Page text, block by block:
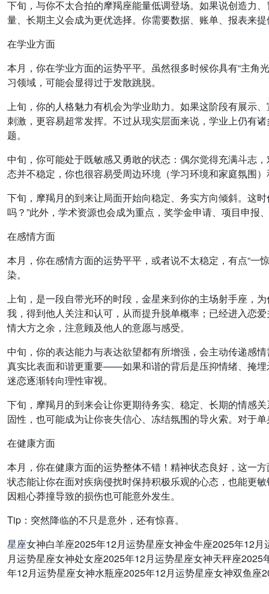
下旬，与你不太合拍的摩羯座能量低调登场。如果说创造力
量、长期主义会成为更优选择。你需要数据、账单、报表来
在学业方面
本月，你在学业方面的运势平平。虽然很多时候你具有“主角
习领域，可能会显得过于发散跳脱。
上旬，你的人格魅力有机会为学业助力。如果这阶段有展示
刺激，更容易超常发挥。不过从现实层面来说，学业上仍有
题。
中旬，你可能处于既敏感又勇敢的状态：偶尔觉得充满斗志
态并不稳定，你也很容易受周边环境（学习环境和家庭氛围
下旬，摩羯月的到来让局面开始向稳定、务实方向倾斜。这
吗？”此外，学术资源也会成为重点，奖学金申请、项目申
在感情方面
本月，你在感情方面的运势平平，或者说不太稳定，有点“
染。
上旬，是一段自带光环的时段，金星来到你的主场射手座，
我，得到他人关注和认可，从而提升脱单概率；已经进入恋
情大方之余，注意顾及他人的意愿与感受。
中旬，你的表达能力与表达欲望都有所增强，会主动传递感
真实比表面和谐更重要——如果和谐的背后是压抑情绪、掩
迷恋逐渐转向理性审视。
下旬，摩羯月的到来会让你更期待务实、稳定、长期的情感
固性，也可能成为让你丧失信心、冻结氛围的导火索。对于
在健康方面
本月，你在健康方面的运势整体不错！精神状态良好，这一
状态能让你在面对疾病侵扰时保持积极乐观的心态，也能更
因粗心莽撞导致的损伤也可能意外发生。
Tip：突然降临的不只是意外，还有惊喜。
星座女神白羊座2025年12月运势星座女神金牛座2025年12
月运势星座女神处女座2025年12月运势星座女神天秤座
年12月运势星座女神水瓶座2025年12月运势星座女神双鱼座